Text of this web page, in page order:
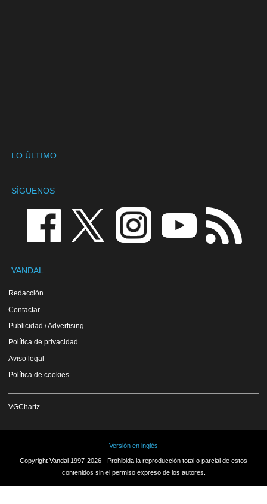
LO ÚLTIMO
SÍGUENOS
VANDAL
Redacción
Contactar
Publicidad / Advertising
Política de privacidad
Aviso legal
Política de cookies
VGChartz
Versión en inglés
Copyright Vandal 1997-2026 - Prohibida la reproducción total o parcial de estos
contenidos sin el permiso expreso de los autores.